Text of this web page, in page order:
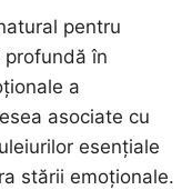
pentru
în
a
asociate cu
esențiale
stării emoționale.